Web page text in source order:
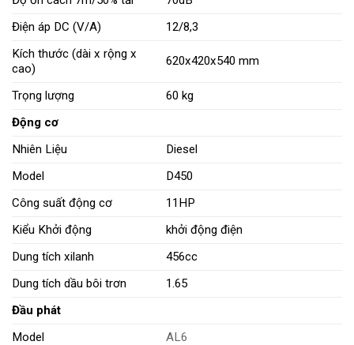
Điện áp DC (V/A)
12/8,3
Kích thước (dài x rộng x
cao)
620x420x540 mm
Trọng lượng
60 kg
Động cơ
Nhiên Liệu
Diesel
Model
D450
Công suất động cơ
11HP
Kiểu Khởi động
khởi động điện
Dung tích xilanh
456cc
Dung tích dầu bôi trơn
1.65
Đầu phát
Model
AL6